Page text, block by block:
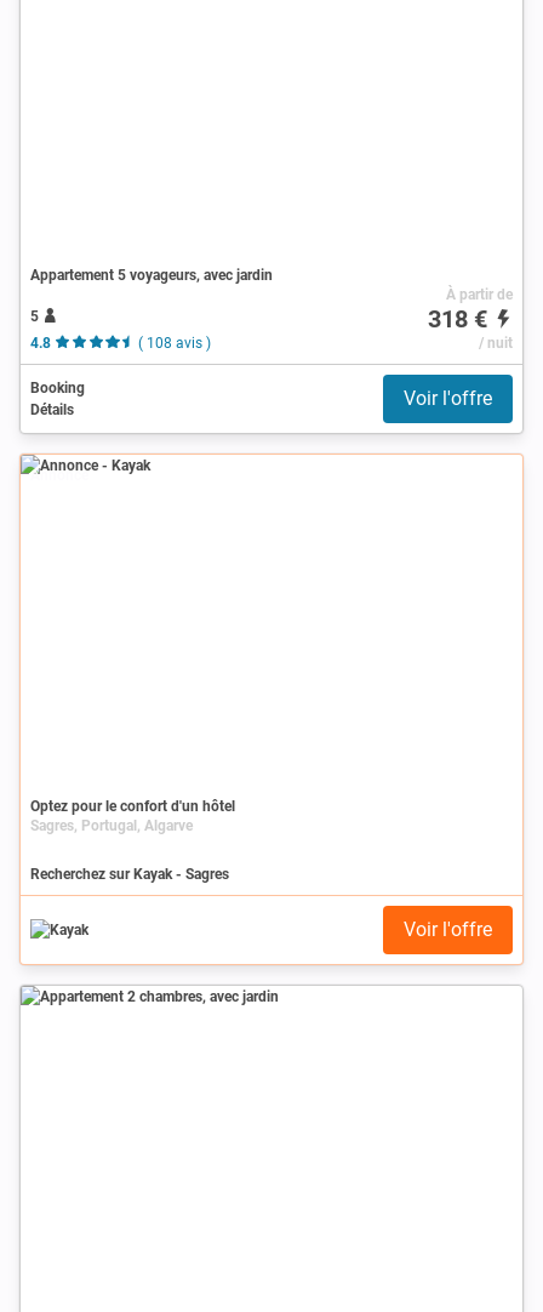
Appartement 5 voyageurs, avec jardin
5
4.8
( 108 avis )
À partir de
318 €
/ nuit
Booking
Détails
Voir l'offre
Annonce
Optez pour le confort d'un hôtel
Sagres, Portugal, Algarve
Recherchez sur Kayak - Sagres
Voir l'offre